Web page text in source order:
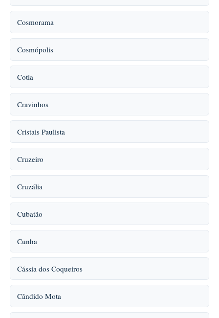
Cosmorama
Cosmópolis
Cotia
Cravinhos
Cristais Paulista
Cruzeiro
Cruzália
Cubatão
Cunha
Cássia dos Coqueiros
Cândido Mota